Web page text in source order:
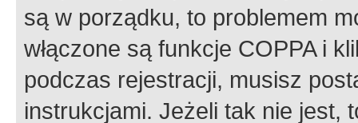
są w porządku, to problemem
włączone są funkcje COPPA i
podczas rejestracji, musisz
instrukcjami. Jeżeli tak nie jest,